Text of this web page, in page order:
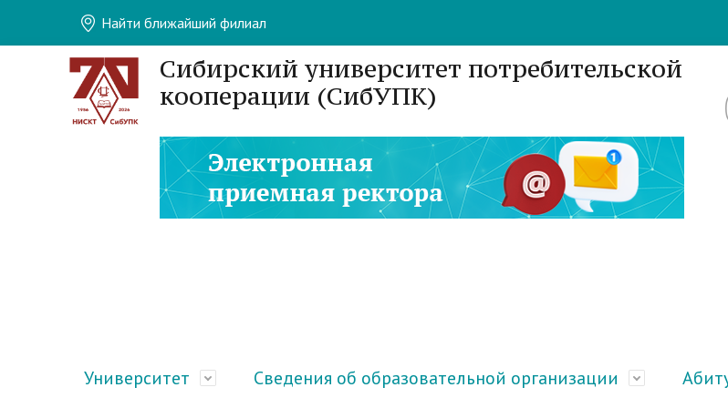
Найти ближайший филиал
Сибирский университет потребительской
кооперации (СибУПК)
Университет Сведения об образовательной организации